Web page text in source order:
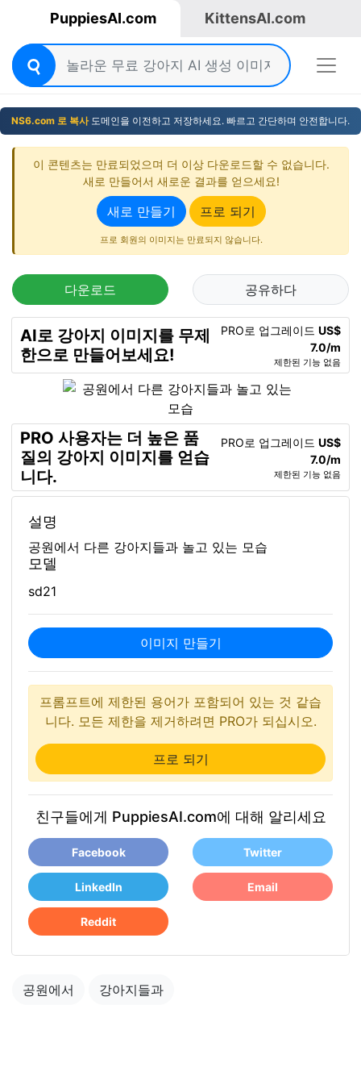
PuppiesAI.com KittensAI.com
NS6.com 로 복사도메인을 이전하고 저장하세요. 빠르고 간단하며 안전합니다.
이 콘텐츠는 만료되었으며 더 이상 다운로드할 수 없습니다.
새로 만들어서 새로운 결과를 얻으세요!
새로 만들기 프로 되기
프로 회원의 이미지는 만료되지 않습니다.
다운로드 공유하다
AI로 강아지 이미지를 무제
한으로 만들어보세요!
PRO로 업그레이드 US$
7.0/m
제한된 기능 없음
PRO 사용자는 더 높은 품
질의 강아지 이미지를 얻습
니다.
PRO로 업그레이드 US$
7.0/m
제한된 기능 없음
설명
공원에서 다른 강아지들과 놀고 있는 모습
모델
sd21
이미지 만들기
프롬프트에 제한된 용어가 포함되어 있는 것 같습
니다. 모든 제한을 제거하려면 PRO가 되십시오.
프로 되기
친구들에게 PuppiesAI.com에 대해 알리세요
Facebook Twitter
LinkedIn Email
Reddit
공원에서 강아지들과